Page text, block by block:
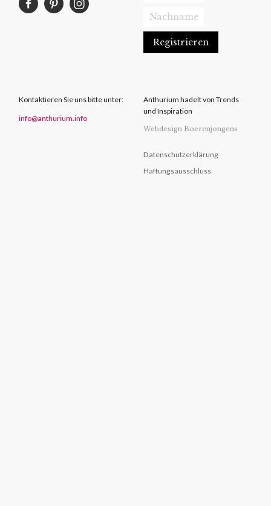
Kontaktieren Sie uns bitte unter:
info@anthurium.info
Anthurium hadelt von Trends
und Inspiration
Webdesign Boerenjongens
Datenschutzerklärung
Haftungsausschluss